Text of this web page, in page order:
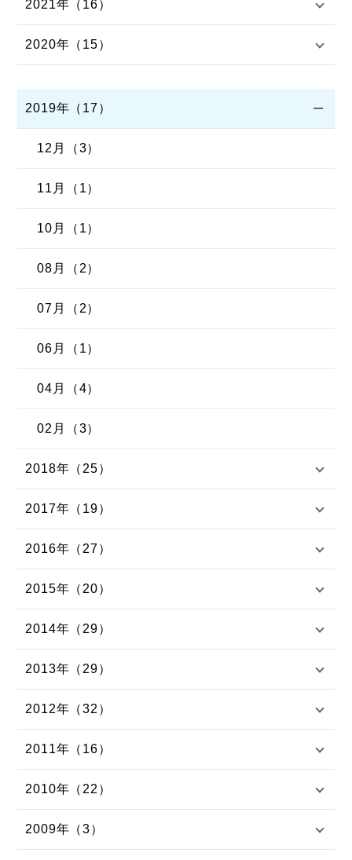
2021年（16）
2020年（15）
2019年（17）
12月（3）
11月（1）
10月（1）
08月（2）
07月（2）
06月（1）
04月（4）
02月（3）
2018年（25）
2017年（19）
2016年（27）
2015年（20）
2014年（29）
2013年（29）
2012年（32）
2011年（16）
2010年（22）
2009年（3）